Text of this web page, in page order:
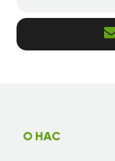
О НАС